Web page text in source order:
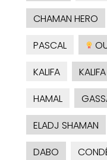
CHAMAN HERO
PASCAL
KALIFA
KALIFA
HAMAL
ELADJ SHAMAN
DABO